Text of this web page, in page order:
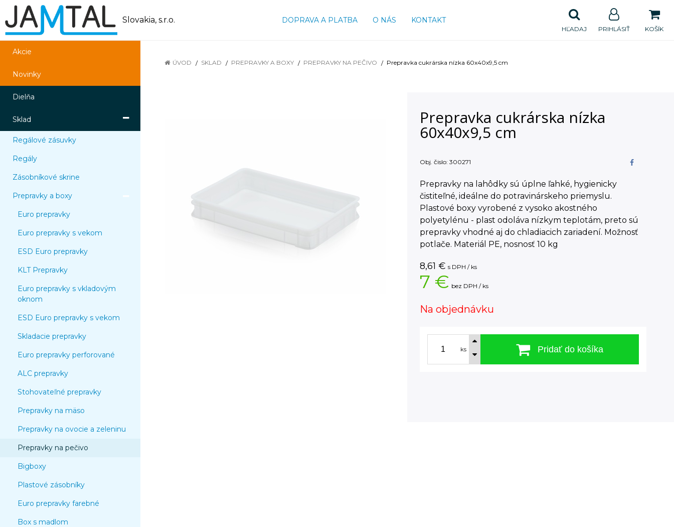
Slovakia, s.r.o. DOPRAVA A PLATBA O NÁS KONTAKT
KOŠÍK
PRIHLÁSIŤ
HĽADAJ
Akcie
Novinky
Dielňa
Sklad
Regálové zásuvky
Regály
Zásobníkové skrine
Prepravky a boxy
Euro prepravky
Euro prepravky s vekom
ESD Euro prepravky
KLT Prepravky
Euro prepravky s vkladovým
oknom
ESD Euro prepravky s vekom
Skladacie prepravky
Euro prepravky perforované
ALC prepravky
Stohovateľné prepravky
Prepravky na mäso
Prepravky na ovocie a zeleninu
Prepravky na pečivo
Bigboxy
Plastové zásobníky
Euro prepravky farebné
Box s madlom
ÚVOD SKLAD PREPRAVKY A BOXY PREPRAVKY NA PEČIVO Prepravka cukrárska nízka 60x40x9,5 cm
Prepravka cukrárska nízka
60x40x9,5 cm
Obj. čislo: 300271
Prepravky na lahôdky sú úplne ľahké, hygienicky
čistiteľné, ideálne do potravinárskeho priemyslu.
Plastové boxy vyrobené z vysoko akostného
polyetylénu - plast odoláva nízkym teplotám, preto sú
prepravky vhodné aj do chladiacich zariadení. Možnosť
potlače. Materiál PE, nosnosť 10 kg
8,61 € s DPH / ks
7 € bez DPH / ks
Na objednávku
ks Pridať do košíka